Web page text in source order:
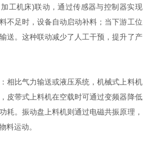
工机床)联动，通过传感器与控制器实现
不足时，设备自动启动补料；当下游工位
送。这种联动减少了人工干预，提升了产
比气力输送或液压系统，机械式上料机
皮带式上料机在空载时可通过变频器降低
耗。振动盘上料机则通过电磁共振原理，
料运动。